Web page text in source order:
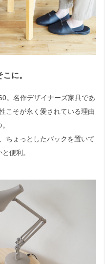
に。
。名作デザイナーズ家具であ
こそが永く愛されている理由
ちょっとしたバックを置いて
便利。